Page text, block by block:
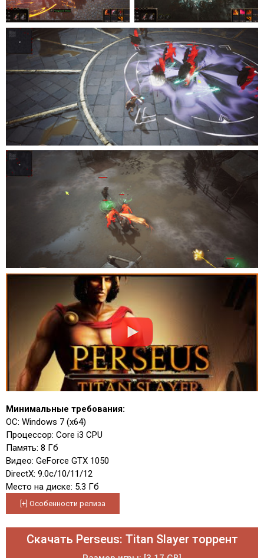
Минимальные требования:
ОС: Windows 7 (x64)
Процессор: Core i3 CPU
Память: 8 Гб
Видео: GeForce GTX 1050
DirectX: 9.0c/10/11/12
Место на диске: 5.3 Гб
Скачать Perseus: Titan Slayer торрент